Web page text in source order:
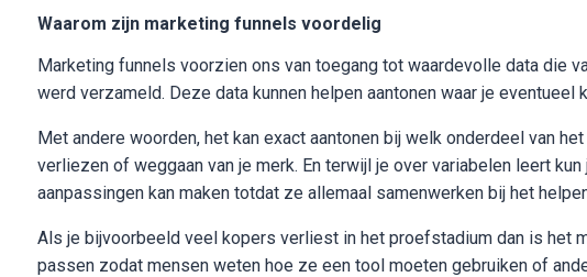
Waarom zijn marketing funnels voordelig
Marketing funnels voorzien ons van toegang tot waardevolle data die
werd verzameld. Deze data kunnen helpen aantonen waar je eventueel
Met andere woorden, het kan exact aantonen bij welk onderdeel van
verliezen of weggaan van je merk. En terwijl je over variabelen leert
aanpassingen kan maken totdat ze allemaal samenwerken bij het
Als je bijvoorbeeld veel kopers verliest in het proefstadium dan is het
passen zodat mensen weten hoe ze een tool moeten gebruiken of